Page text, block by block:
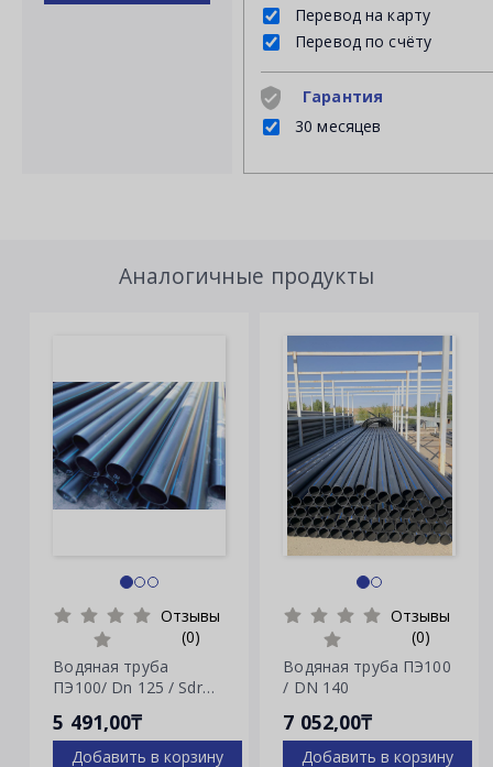
Перевод на карту
Перевод по счёту
Гарантия
30 месяцев
Аналогичные продукты
Отзывы
(0)
Водяная труба
ПЭ100/ Dn 125 / Sdr
5 491,00₸
Добавить в корзину
Отзывы
(0)
Водяная труба ПЭ100
/ DN 140
7 052,00₸
Добавить в корзину